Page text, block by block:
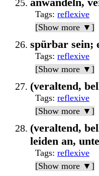
Tags: reflexive
[Show more ▼]
spürbar sein;
Tags: reflexive
[Show more ▼]
(veraltend,
Tags: reflexive
[Show more ▼]
(veraltend,
leiden an,
Tags: reflexive
[Show more ▼]